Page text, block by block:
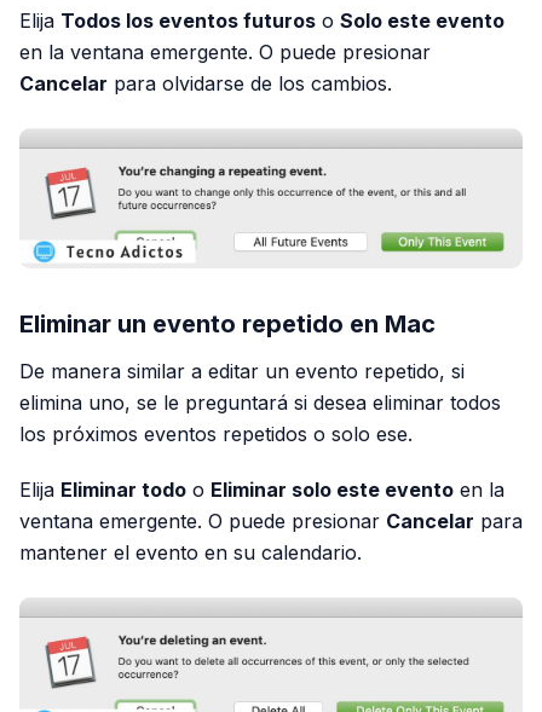
Elija Todos los eventos futuros o Solo este evento
en la ventana emergente. O puede presionar
Cancelar para olvidarse de los cambios.
Eliminar un evento repetido en Mac
De manera similar a editar un evento repetido, si
elimina uno, se le preguntará si desea eliminar todos
los próximos eventos repetidos o solo ese.
Elija Eliminar todo o Eliminar solo este evento en la
ventana emergente. O puede presionar Cancelar para
mantener el evento en su calendario.